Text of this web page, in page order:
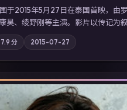
于2015年5月27日在泰国首映，由
昊、绫野刚等主演。影片以传记为叙
主角发现自己从未活过“真实”的一天
；站内亦可通过「国产免费观看高清
类型高分佳作，畅享高清在线追剧
7.9 分 2015-07-27